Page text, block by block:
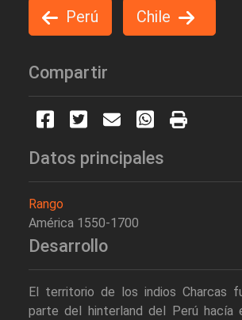
Perú Chile
Compartir
Datos principales
Rango
América 1550-1700
Desarrollo
El territorio de los indios Charcas
parte del hinterland del Perú hacía